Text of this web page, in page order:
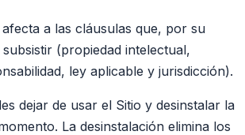
a las cláusulas que, por su
(propiedad intelectual,
ley aplicable y jurisdicción).
dejar de usar el Sitio y desinstalar la
La desinstalación elimina los